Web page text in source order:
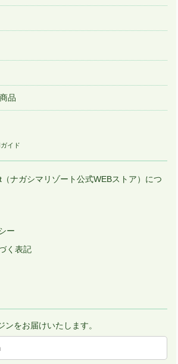
品
イド
ナガシマリゾート公式WEBストア）につ
ー
く表記
ンをお届けいたします。